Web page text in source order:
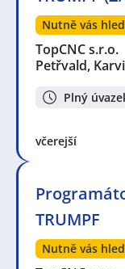
Nutně vás
TopCNC s.r.o.
Petřvald,
Plný
včerejší
TRUMPF
Nutně vás